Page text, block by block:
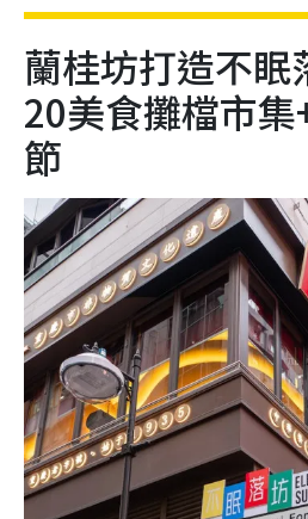
蘭桂坊打造不眠
20美食攤檔市
節